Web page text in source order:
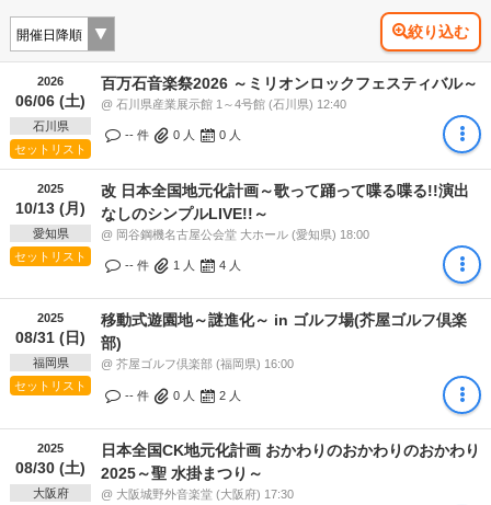
絞り込む
2026
06/06 (土)
石川県
セットリスト
百万石音楽祭2026 ～ミリオンロックフェスティバル～
@ 石川県産業展示館 1～4号館 (石川県) 12:40
-- 件 0 人 0 人
2025
10/13 (月)
愛知県
セットリスト
改 日本全国地元化計画～歌って踊って喋る喋る!!演出
なしのシンプルLIVE!!～
@ 岡谷鋼機名古屋公会堂 大ホール (愛知県) 18:00
-- 件 1 人 4 人
2025
08/31 (日)
福岡県
セットリスト
移動式遊園地～謎進化～ in ゴルフ場(芥屋ゴルフ倶楽
部)
@ 芥屋ゴルフ倶楽部 (福岡県) 16:00
-- 件 0 人 2 人
2025
08/30 (土)
大阪府
日本全国CK地元化計画 おかわりのおかわりのおかわり
2025～聖 水掛まつり～
@ 大阪城野外音楽堂 (大阪府) 17:30